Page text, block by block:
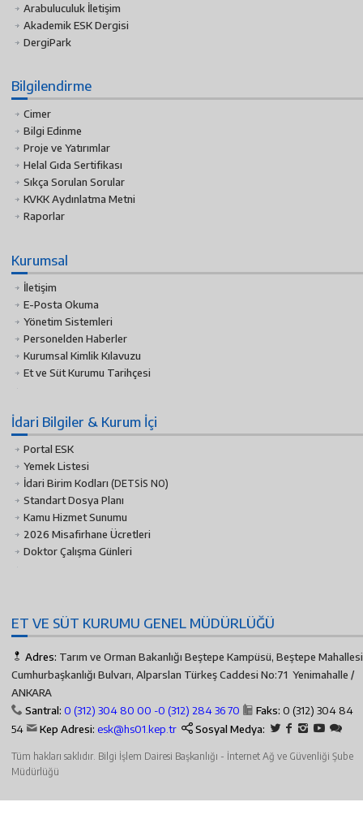
Arabuluculuk İletişim
Akademik ESK Dergisi
DergiPark
Bilgilendirme
Cimer
Bilgi Edinme
Proje ve Yatırımlar
Helal Gıda Sertifikası
Sıkça Sorulan Sorular
KVKK Aydınlatma Metni
Raporlar
Kurumsal
İletişim
E-Posta Okuma
Yönetim Sistemleri
Personelden Haberler
Kurumsal Kimlik Kılavuzu
Et ve Süt Kurumu Tarihçesi
İdari Bilgiler & Kurum İçi
Portal ESK
Yemek Listesi
İdari Birim Kodları (DETSİS NO)
Standart Dosya Planı
Kamu Hizmet Sunumu
2026 Misafirhane Ücretleri
Doktor Çalışma Günleri
ET VE SÜT KURUMU GENEL MÜDÜRLÜĞÜ
Adres: Tarım ve Orman Bakanlığı Beştepe Kampüsü, Beştepe
Cumhurbaşkanlığı Bulvarı, Alparslan Türkeş Caddesi No:71 Yenimahalle /
ANKARA
Santral: 0 (312) 304 80 00 -0 (312) 284 36 70 Faks: 0 (312) 304 84
54
Kep Adresi: esk@hs01.kep.tr Sosyal Medya:
Tüm hakları saklıdır. Bilgi İşlem Dairesi Başkanlığı - İnternet Ağ ve Güvenliği Şube
Müdürlüğü